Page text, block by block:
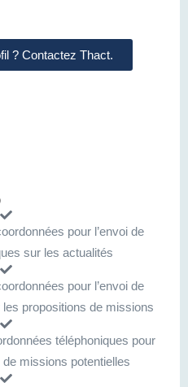
? Contactez Thact.
pour l’envoi de
sur les actualités
pour l’envoi de
propositions de missions
téléphoniques pour
missions potentielles